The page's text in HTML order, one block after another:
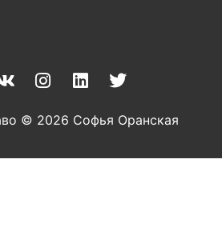
© 2026 Софья Оранская